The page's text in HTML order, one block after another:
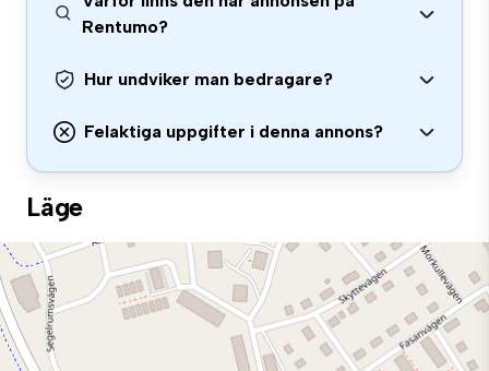
Rentumo?
Hur undviker man bedragare?
Felaktiga uppgifter i denna annons?
Läge